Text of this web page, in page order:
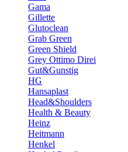
Gama
Gillette
Glutoclean
Grab Green
Green Shield
Grey Ottimo Direi
Gut&Gunstig
HG
Hansaplast
Head&Shoulders
Health & Beauty
Heinz
Heitmann
Henkel